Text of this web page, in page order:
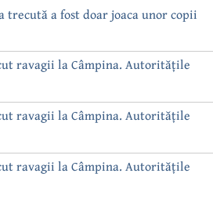
trecută a fost doar joaca unor copii
ravagii la Câmpina. Autoritățile
ravagii la Câmpina. Autoritățile
ravagii la Câmpina. Autoritățile